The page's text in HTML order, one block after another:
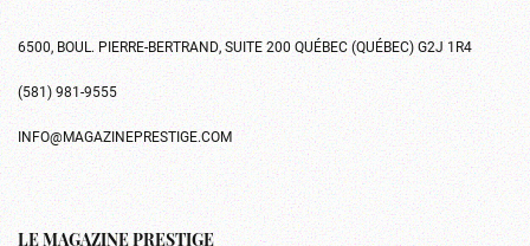
6500, BOUL. PIERRE-BERTRAND, SUITE 200 QUÉBEC (QUÉBEC) G2J 1R4
(581) 981-9555
INFO@MAGAZINEPRESTIGE.COM
LE MAGAZINE PRESTIGE